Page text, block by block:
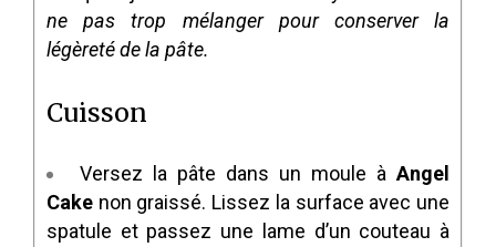
ne pas trop mélanger pour conserver la
légèreté de la pâte.
Cuisson
Versez la pâte dans un moule à Angel
Cake non graissé. Lissez la surface avec une
spatule et passez une lame d’un couteau à